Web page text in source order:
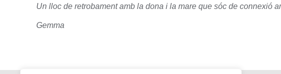
Un lloc de retrobament amb la dona i la mare que sóc de connexió
Gemma